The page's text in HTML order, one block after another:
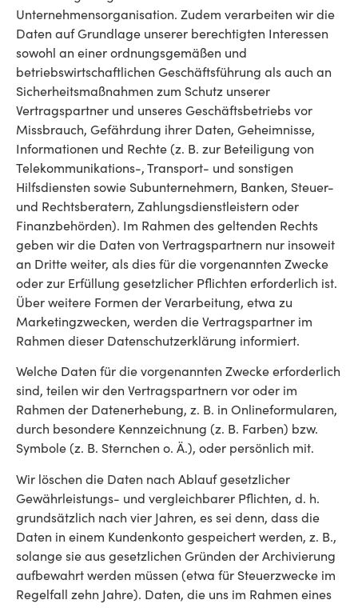
Unternehmensorganisation. Zudem verarbeiten wir die
Daten auf Grundlage unserer berechtigten Interessen
sowohl an einer ordnungsgemäßen und
betriebswirtschaftlichen Geschäftsführung als auch an
Sicherheitsmaßnahmen zum Schutz unserer
Vertragspartner und unseres Geschäftsbetriebs vor
Missbrauch, Gefährdung ihrer Daten, Geheimnisse,
Informationen und Rechte (z. B. zur Beteiligung von
Telekommunikations-, Transport- und sonstigen
Hilfsdiensten sowie Subunternehmern, Banken, Steuer-
und Rechtsberatern, Zahlungsdienstleistern oder
Finanzbehörden). Im Rahmen des geltenden Rechts
geben wir die Daten von Vertragspartnern nur insoweit
an Dritte weiter, als dies für die vorgenannten Zwecke
oder zur Erfüllung gesetzlicher Pflichten erforderlich ist.
Über weitere Formen der Verarbeitung, etwa zu
Marketingzwecken, werden die Vertragspartner im
Rahmen dieser Datenschutzerklärung informiert.
Welche Daten für die vorgenannten Zwecke erforderlich
sind, teilen wir den Vertragspartnern vor oder im
Rahmen der Datenerhebung, z. B. in Onlineformularen,
durch besondere Kennzeichnung (z. B. Farben) bzw.
Symbole (z. B. Sternchen o. Ä.), oder persönlich mit.
Wir löschen die Daten nach Ablauf gesetzlicher
Gewährleistungs- und vergleichbarer Pflichten, d. h.
grundsätzlich nach vier Jahren, es sei denn, dass die
Daten in einem Kundenkonto gespeichert werden, z. B.,
solange sie aus gesetzlichen Gründen der Archivierung
aufbewahrt werden müssen (etwa für Steuerzwecke im
Regelfall zehn Jahre). Daten, die uns im Rahmen eines